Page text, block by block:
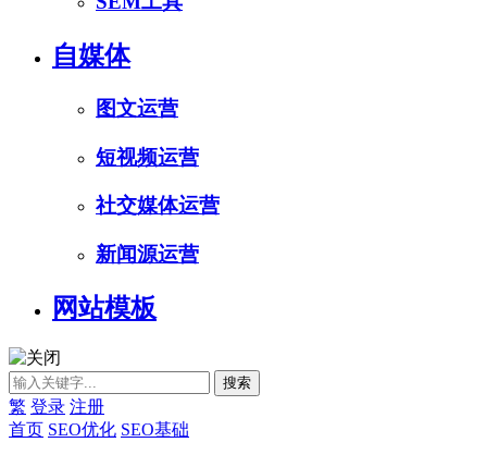
自媒体
图文运营
短视频运营
社交媒体运营
新闻源运营
网站模板
繁 登录 注册
首页 SEO优化 SEO基础